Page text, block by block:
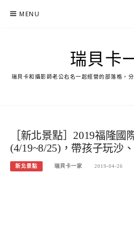
MENU
瑞貝卡
瑞貝卡和攝影師老公右名一起經營的部落格，
［新北景點］2019福隆國
(4/19~8/25)，帶孩子玩沙
新北景點 瑞貝卡一家 2019-04-26